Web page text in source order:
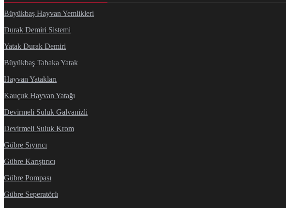
Büyükbaş Hayvan Yemlikleri
Durak Demiri Sistemi
Yatak Durak Demiri
Büyükbaş Tabaka Yatak
Hayvan Yatakları
Kauçuk Hayvan Yatağı
Devirmeli Suluk Galvanizli
Devirmeli Suluk Krom
Gübre Sıyırıcı
Gübre Karıştırıcı
Gübre Pompası
Gübre Seperatörü